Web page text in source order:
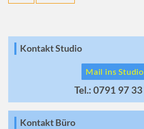
Kontakt Studio
Mail ins Studio
Tel.: 0791 97
Kontakt Büro